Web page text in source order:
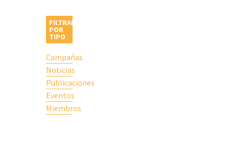
FILTRAR
POR
TIPO
Campañas
Noticias
Publicaciones
Eventos
Miembros